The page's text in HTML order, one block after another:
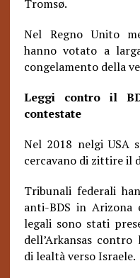
Tromsø.
Nel Regno Unito
hanno votato a
congelamento della
Leggi contro il
contestate
Nel 2018 nelgi USA
cercavano di zittire il
Tribunali federali
anti-BDS in Arizona
legali sono stati
dell’Arkansas
di lealtà verso Israele.